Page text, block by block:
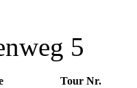
5
Tour Nr.